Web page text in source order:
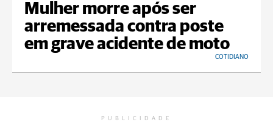
Mulher morre após ser
arremessada contra poste
em grave acidente de moto
COTIDIANO
PUBLICIDADE